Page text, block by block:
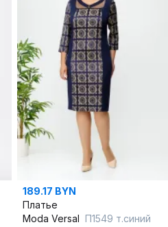
189.17 BYN
Платье
Moda Versal П1549 т.синий